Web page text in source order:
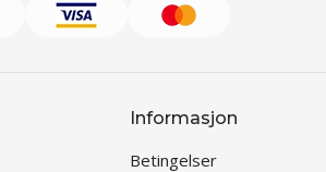
Informasjon
Betingelser